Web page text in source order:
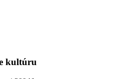
kultúru